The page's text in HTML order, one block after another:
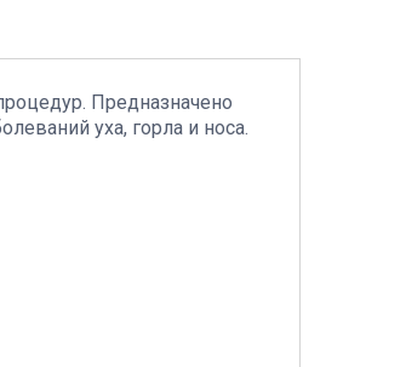
Предназначено
уха, горла и носа.